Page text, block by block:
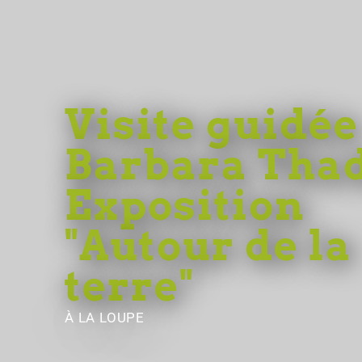
Visite guidée
Barbara
Exposition
"Autour de la
terre"
À LA LOUPE